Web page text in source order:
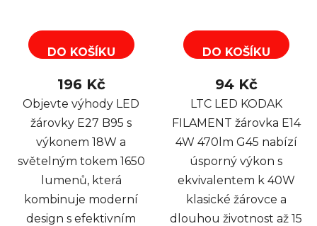
DO KOŠÍKU
196 Kč
Objevte výhody LED
žárovky E27 B95 s
výkonem 18W a
světelným tokem 1650
lumenů, která
kombinuje moderní
design s efektivním
DO KOŠÍKU
94 Kč
LTC LED KODAK
FILAMENT žárovka E14
4W 470lm G45 nabízí
úsporný výkon s
ekvivalentem k 40W
klasické žárovce a
dlouhou životnost až 15